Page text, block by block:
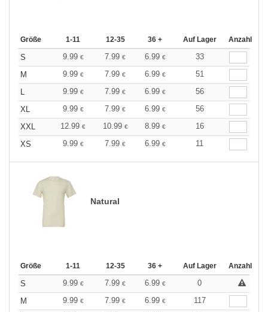
Größe 1-11 12-35 36 + Auf Lager Anzahl
S 9.99 € 7.99 € 6.99 €
33
M
9.99 € 7.99 € 6.99 €
51
L
9.99 € 7.99 € 6.99 €
56
XL
9.99 € 7.99 € 6.99 €
56
XXL
12.99 € 10.99 € 8.99 €
16
XS
9.99 € 7.99 € 6.99 € 11
Natural
Größe 1-11 12-35 36 + Auf Lager Anzahl
S 9.99 € 7.99 € 6.99 €
0
M
9.99 € 7.99 € 6.99 €
117